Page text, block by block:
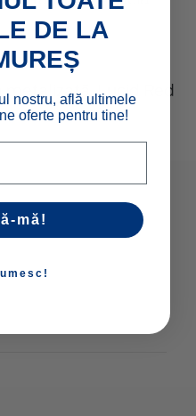
metalizată, Lucid Red
DE LA
nostru, află ultimele
oferte pentru tine!
mă!